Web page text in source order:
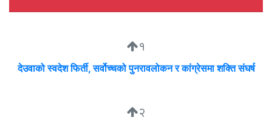
१
देउवाको स्वदेश फिर्ती, सर्वोच्चको पुनरावलोकन र कांग्रेसमा शक्ति संघर्ष
२